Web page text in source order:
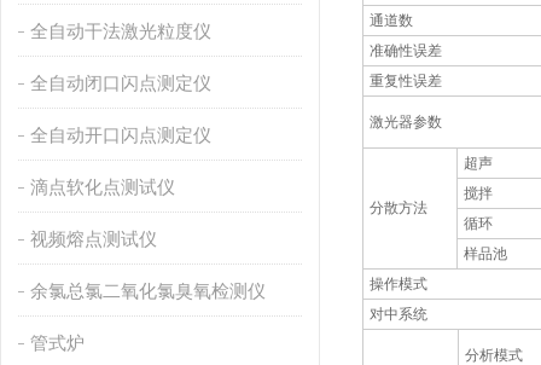
全自动干法激光粒度仪
全自动闭口闪点测定仪
全自动开口闪点测定仪
滴点软化点测试仪
视频熔点测试仪
余氯总氯二氧化氯臭氧检测仪
管式炉
通道数
准确性误差
重复性误差
激光器参数
分散方法
超声
搅拌
循环
样品池
操作模式
对中系统
分析模式